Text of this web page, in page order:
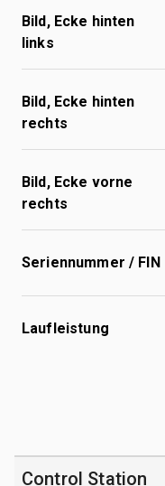
Bild, Ecke hinten
links
Bild, Ecke hinten
rechts
Bild, Ecke vorne
rechts
Seriennummer / FIN
Laufleistung
Control Station